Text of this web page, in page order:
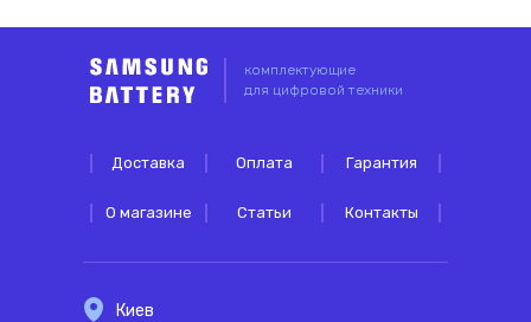
комплектующие
для цифровой техники
Доставка Оплата Гарантия
О магазине Статьи Контакты
Киев